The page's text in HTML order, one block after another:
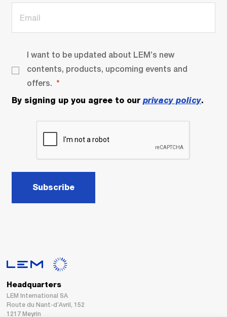
I want to be updated about LEM’s new
contents, products, upcoming events and
offers.
By signing up you agree to our privacy policy.
Subscribe
Headquarters
LEM International SA
Route du Nant-d’Avril, 152
1217 Meyrin